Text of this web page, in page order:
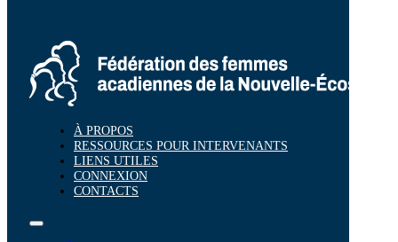
À PROPOS
RESSOURCES POUR INTERVENANTS
LIENS UTILES
CONNEXION
CONTACTS